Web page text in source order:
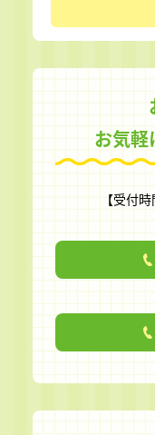
お気軽
【受付